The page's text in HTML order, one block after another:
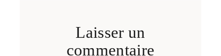
Laisser un
commentaire